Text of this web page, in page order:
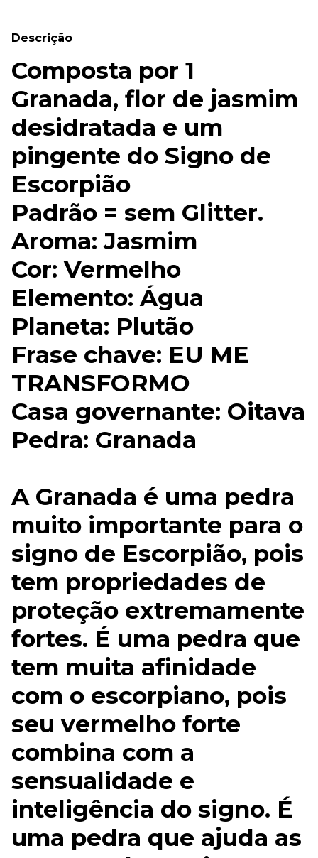
Descrição
Composta por 1
Granada, flor de jasmim
desidratada e um
pingente do Signo de
Escorpião
Padrão = sem Glitter.
Aroma: Jasmim
Cor: Vermelho
Elemento: Água
Planeta: Plutão
Frase chave: EU ME
TRANSFORMO
Casa governante: Oitava
Pedra: Granada
A Granada é uma pedra
muito importante para o
signo de Escorpião, pois
tem propriedades de
proteção extremamente
fortes. É uma pedra que
tem muita afinidade
com o escorpiano, pois
seu vermelho forte
combina com a
sensualidade e
inteligência do signo. É
uma pedra que ajuda as